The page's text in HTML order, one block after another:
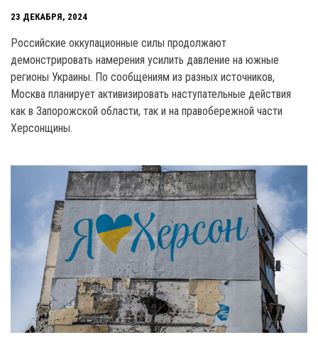
23 ДЕКАБРЯ, 2024
Российские оккупационные силы продолжают
демонстрировать намерения усилить давление на южные
регионы Украины. По сообщениям из разных источников,
Москва планирует активизировать наступательные действия
как в Запорожской области, так и на правобережной части
Херсонщины.